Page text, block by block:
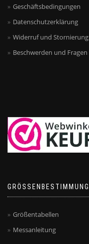
Geschäftsbedingungen
Datenschutzerklärung
Widerruf und Stornierung
Beschwerden und Fragen
GRÖSSENBESTIMMUNG
Größentabellen
Messanleitung